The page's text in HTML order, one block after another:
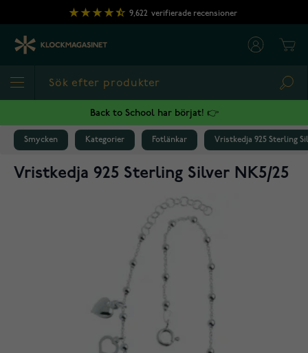
Hoppa till innehållet
9,622 verifierade recensioner
Back to School har börjat! 👉
Smycken Kategorier Fotlänkar Vristkedja 925 Sterling
Vristkedja 925 Sterling Silver NK5/25